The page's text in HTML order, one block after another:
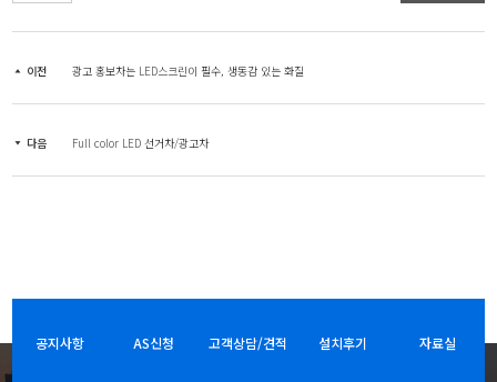
이전 광고 홍보차는 LED스크린이 필수, 생동감 있는 화질
다음 Full color LED 선거차/광고차
공지사항 AS신청 고객상담/견적 설치후기 자료실